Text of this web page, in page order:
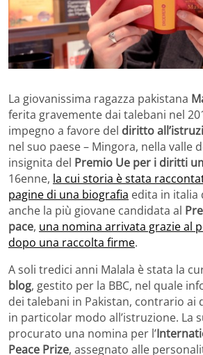
La giovanissima ragazza pakistana
ferita gravemente dai talebani nel
impegno a favore del diritto
nel suo paese – Mingora, nella valle
insignita del Premio Ue per i diritti
16enne, la cui storia è stata
pagine di una biografia edita in italia
anche la più giovane candidata al
pace, una nomina arrivata grazie al
dopo una raccolta firme.
A soli tredici anni Malala è stata la
blog, gestito per la BBC, nel quale
dei talebani in Pakistan, contrario ai
in particolar modo all’istruzione. La
procurato una nomina per l’
Peace Prize, assegnato alle